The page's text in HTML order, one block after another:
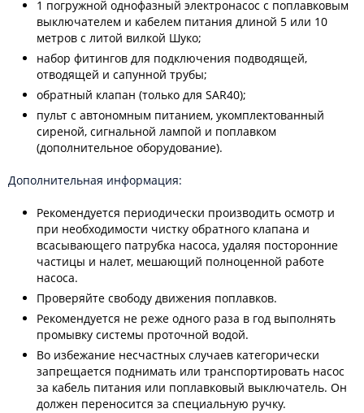
1 погружной однофазный электронасос с поплавковым
выключателем и кабелем питания длиной 5 или 10
метров с литой вилкой Шуко;
набор фитингов для подключения подводящей,
отводящей и сапунной трубы;
обратный клапан (только для SAR40);
пульт с автономным питанием, укомплектованный
сиреной, сигнальной лампой и поплавком
(дополнительное оборудование).
Дополнительная информация:
Рекомендуется периодически производить осмотр и
при необходимости чистку обратного клапана и
всасывающего патрубка насоса, удаляя посторонние
частицы и налет, мешающий полноценной работе
насоса.
Проверяйте свободу движения поплавков.
Рекомендуется не реже одного раза в год выполнять
промывку системы проточной водой.
Во избежание несчастных случаев категорически
запрещается поднимать или транспортировать насос
за кабель питания или поплавковый выключатель. Он
должен переносится за специальную ручку.